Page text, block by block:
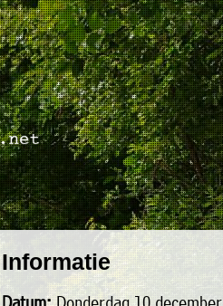
Informatie